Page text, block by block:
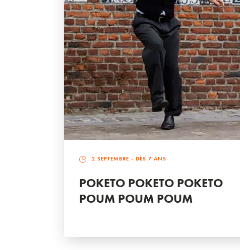
2 SEPTEMBRE - DÈS 7 ANS
POKETO POKETO POKETO
POUM POUM POUM